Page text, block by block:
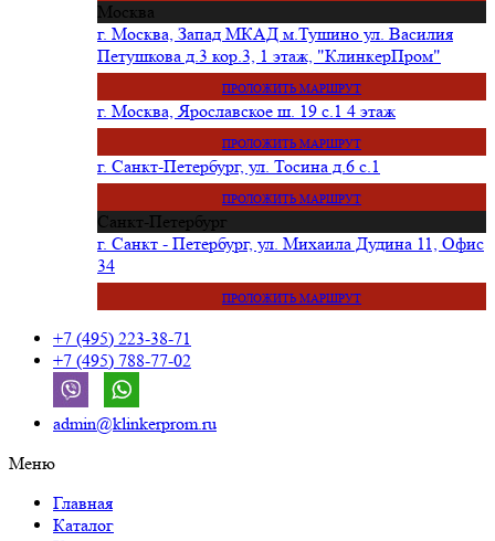
Москва
г. Москва, Запад МКАД м.Тушино ул. Василия
Петушкова д.3 кор.3, 1 этаж, "КлинкерПром"
ПРОЛОЖИТЬ МАРШРУТ
г. Москва, Ярославское ш. 19 с.1 4 этаж
ПРОЛОЖИТЬ МАРШРУТ
г. Санкт-Петербург, ул. Тосина д.6 с.1
ПРОЛОЖИТЬ МАРШРУТ
Санкт-Петербург
г. Санкт - Петербург, ул. Михаила Дудина 11, Офис
34
ПРОЛОЖИТЬ МАРШРУТ
+7 (495) 223-38-71
+7 (495) 788-77-02
admin@klinkerprom.ru
Меню
Главная
Каталог